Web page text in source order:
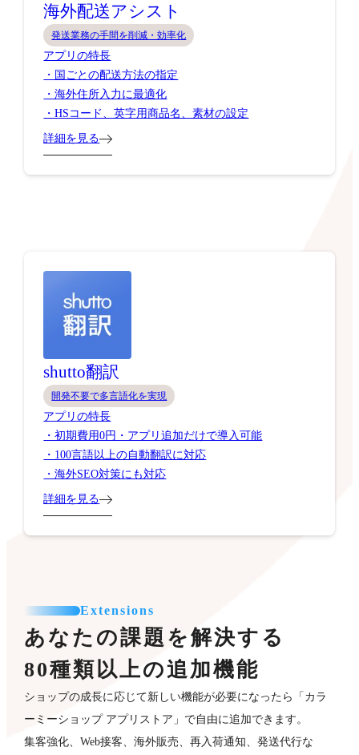
海外配送アシスト
発送業務の手間を削減・効率化
アプリの特長
・国ごとの配送方法の指定
・海外住所入力に最適化
・HSコード、英字用商品名、素材の設定
詳細を見る
shutto翻訳
開発不要で多言語化を実現
アプリの特長
・初期費用0円・アプリ追加だけで導入可能
・100言語以上の自動翻訳に対応
・海外SEO対策にも対応
詳細を見る
Extensions
あなたの課題を解決する
80種類以上の追加機能
ショップの成長に応じて新しい機能が必要になったら「カラ
ーミーショップ アプリストア」で自由に追加できます。
集客強化、Web接客、海外販売、再入荷通知、発送代行な